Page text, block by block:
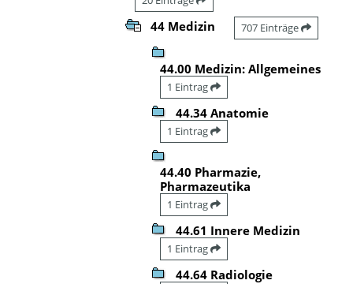
44 Medizin 707 Einträge
44.00 Medizin: Allgemeines
1 Eintrag
44.34 Anatomie
1 Eintrag
44.40 Pharmazie,
Pharmazeutika
1 Eintrag
44.61 Innere Medizin
1 Eintrag
44.64 Radiologie